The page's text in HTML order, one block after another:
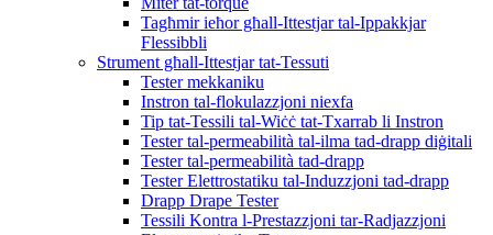
Tagħmir ieħor għall-Ittestjar tal-Ippakkjar
Flessibbli
Strument għall-Ittestjar tat-Tessuti
Tester mekkaniku
Instron tal-flokulazzjoni niexfa
Tip tat-Tessili tal-Wiċċ tat-Txarrab li Instron
Tester tal-permeabilità tal-ilma tad-drapp diġitali
Tester tal-permeabilità tad-drapp
Tester Elettrostatiku tal-Induzzjoni tad-drapp
Drapp Drape Tester
Tessili Kontra l-Prestazzjoni tar-Radjazzjoni